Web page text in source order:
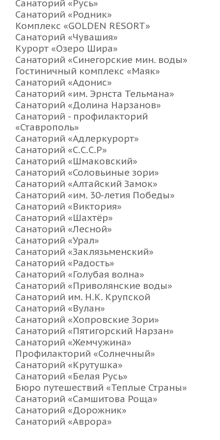
Санаторий «Русь»
Санаторий «Родник»
Комплекс «GOLDEN RESORT»
Санаторий «Чувашия»
Курорт «Озеро Шира»
Санаторий «Синегорские мин. воды»
Гостиничный комплекс «Маяк»
Санаторий «Адонис»
Санаторий «им. Эрнста Тельмана»
Санаторий «Долина Нарзанов»
Санаторий - профилакторий
«Ставрополь»
Санаторий «Адлеркурорт»
Санаторий «С.С.С.Р»
Санаторий «Шмаковский»
Санаторий «Соловьиные зори»
Санаторий «Алтайский Замок»
Санаторий «им. 30-летия Победы»
Санаторий «Виктория»
Санаторий «Шахтёр»
Санаторий «Лесной»
Санаторий «Урал»
Санаторий «Заклязьменский»
Санаторий «Радость»
Санаторий «Голубая волна»
Санаторий «Приволянские воды»
Санаторий им. Н.К. Крупской
Санаторий «Вулан»
Санаторий «Хопровские Зори»
Санаторий «Пятигорский Нарзан»
Санаторий «Жемчужина»
Профилакторий «Солнечный»
Санаторий «Крутушка»
Санаторий «Белая Русь»
Бюро путешествий «Теплые Страны»
Санаторий «Самшитова Роща»
Санаторий «Дорожник»
Санаторий «Аврора»